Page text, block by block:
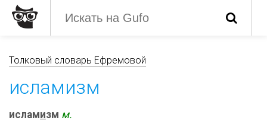
Толковый словарь Ефремовой
исламизм
исламизм м.